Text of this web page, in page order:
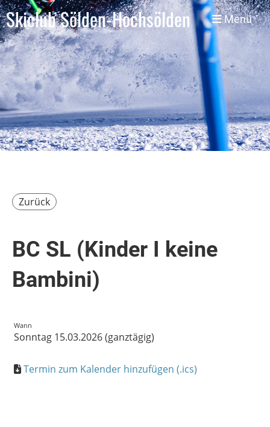
Skiclub Sölden-Hochsölden Menü
Zurück
BC SL (Kinder I keine
Bambini)
Wann
Sonntag 15.03.2026 (ganztägig)
Termin zum Kalender hinzufügen (.ics)